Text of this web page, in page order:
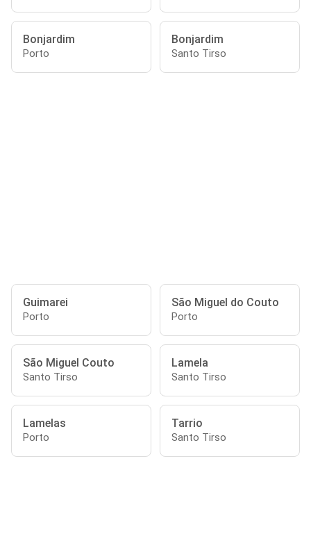
Bonjardim
Porto
Bonjardim
Santo Tirso
Guimarei
Porto
São Miguel do Couto
Porto
São Miguel Couto
Santo Tirso
Lamela
Santo Tirso
Lamelas
Porto
Tarrio
Santo Tirso